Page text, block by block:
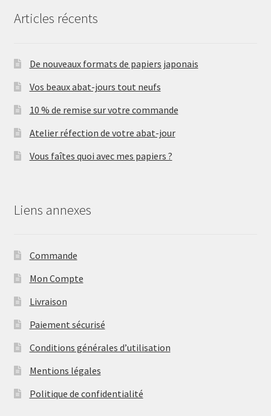
Articles récents
De nouveaux formats de papiers japonais
Vos beaux abat-jours tout neufs
10 % de remise sur votre commande
Atelier réfection de votre abat-jour
Vous faîtes quoi avec mes papiers ?
Liens annexes
Commande
Mon Compte
Livraison
Paiement sécurisé
Conditions générales d’utilisation
Mentions légales
Politique de confidentialité